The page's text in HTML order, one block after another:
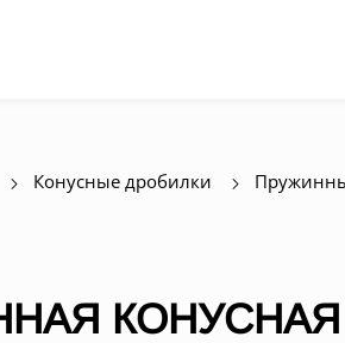
Конусные дробилки
КОНУСНАЯ